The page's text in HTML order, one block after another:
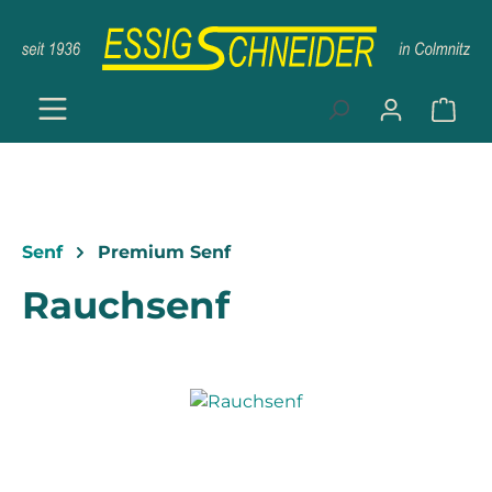
Zum Hauptinhalt springen
Senf Premium Senf
Rauchsenf
Bildergalerie überspringen